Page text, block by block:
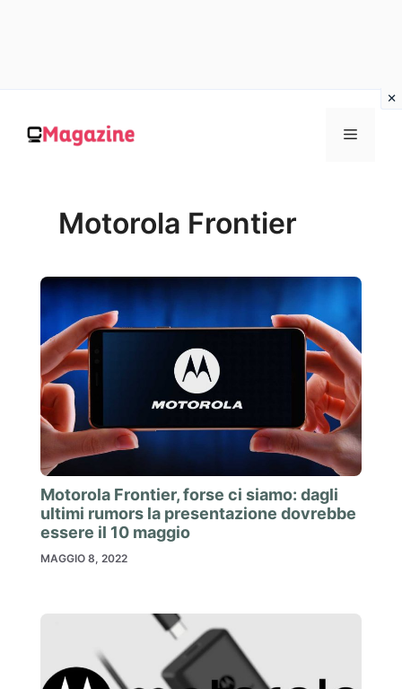
contenuto
MENU
Motorola Frontier
Motorola Frontier, forse ci siamo: dagli
ultimi rumors la presentazione dovrebbe
essere il 10 maggio
MAGGIO 8, 2022